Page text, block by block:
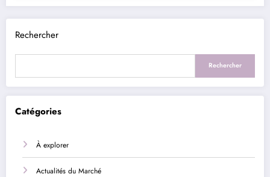
Rechercher
Rechercher
Catégories
À explorer
Actualités du Marché